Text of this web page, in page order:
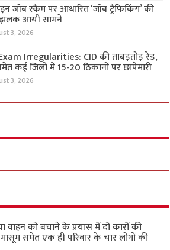
जॉब स्कैम पर आधारित ‘जॉब ट्रैफिकिंग’ की
आयी सामने
3, 2026
Irregularities: CID की ताबड़तोड़ रेड,
कई जिलों में 15-20 ठिकानों पर छापेमारी
3, 2026
वाहन को बचाने के प्रयास में दो कारों की
समेत एक ही परिवार के चार लोगों की